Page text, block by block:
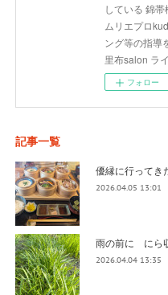
している 錦
ムリエプロ
ング等の指導
里布salon ラ
フォロー
記事一覧
優縁に行ってき
2026.04.05 13:01
雨の前に にら
2026.04.04 13:35